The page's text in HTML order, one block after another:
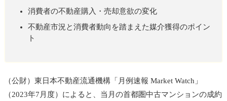
消費者の不動産購入・売却意欲の変化
不動産市況と消費者動向を踏まえた媒介獲得のポイン
ト
（公財）東日本不動産流通機構「月例速報 Market Watch」
（2023年7月度）によると、当月の首都圏中古マンションの成約